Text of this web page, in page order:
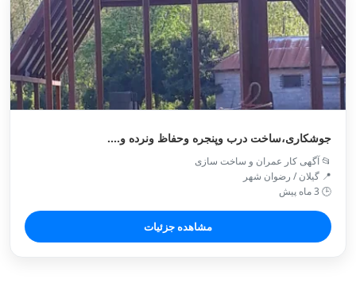
جوشکاری،ساخت درب وپنجره وحفاظ ونرده و....
📂 آگهی کار عمران و ساخت سازی
📍 گیلان / رضوان شهر
🕒 3 ماه پیش
مشاهده جزئیات